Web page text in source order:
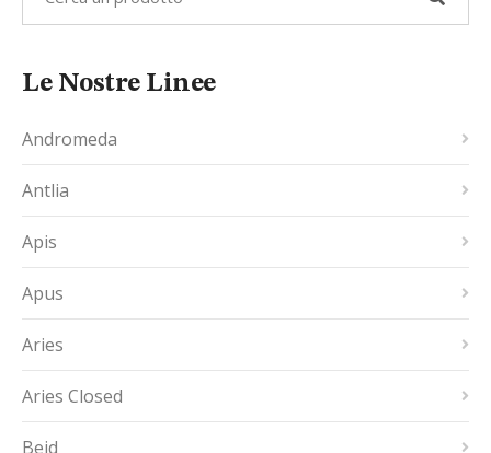
Le Nostre Linee
Andromeda
Antlia
Apis
Apus
Aries
Aries Closed
Beid